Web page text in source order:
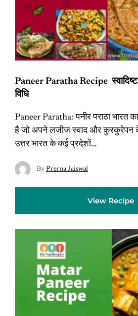
Paneer Paratha Recipe स्वादिष्ट
विधि
Paneer Paratha: पनीर पराठा भारत
है जो अपने लजीज स्वाद और कुरकुरेपन के
उत्तर भारत के कई प्रदेशों…
By Prerna Jaiswal
View Recipe